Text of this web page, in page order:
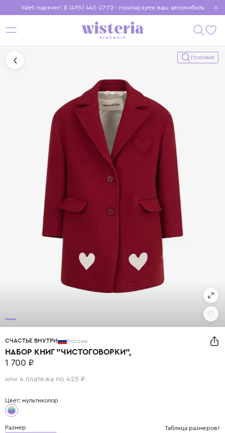
Valet-паркинг: 8 (495) 445-27-72 - припаркуем ваш автомобиль
Бесплатная доставка при заказе от 15 000 ₽
Установите приложение, чтобы покупки были еще удобнее
Похожие
СЧАСТЬЕ ВНУТРИ Россия
НАБОР КНИГ "ЧИСТОГОВОРКИ",
1 700 ₽
или 4 платежа по 425 ₽
Цвет: мультиколор
Размер Таблица размеров